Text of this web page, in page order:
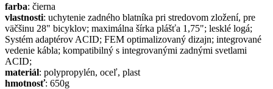
farba: čierna
vlastnosti: uchytenie zadného blatníka pri stredovom zložení, pre
väčšinu 28" bicyklov; maximálna šírka plášťa 1,75"; lesklé logá;
Systém adaptérov ACID; FEM optimalizovaný dizajn; integrované
vedenie kábla; kompatibilný s integrovanými zadnými svetlami
ACID;
materiál: polypropylén, oceľ, plast
hmotnosť: 650g